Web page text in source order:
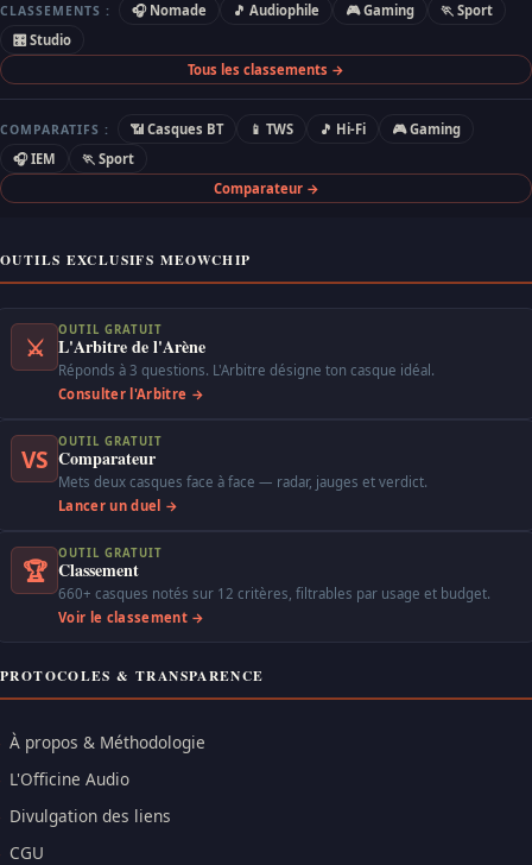
CLASSEMENTS : 🎧 Nomade 🎵 Audiophile 🎮 Gaming
🏃 Sport
🎛 Studio
Tous les classements →
COMPARATIFS : 📶 Casques BT 📱 TWS 🎵 Hi-Fi
🎮 Gaming
🎧 IEM
🏃 Sport
Comparateur →
OUTILS EXCLUSIFS MEOWCHIP
⚔
OUTIL GRATUIT
L'Arbitre de l'Arène
Réponds à 3 questions. L'Arbitre désigne ton casque idéal.
Consulter l'Arbitre →
VS
OUTIL GRATUIT
Comparateur
Mets deux casques face à face — radar, jauges et verdict.
Lancer un duel →
🏆
OUTIL GRATUIT
Classement
660+ casques notés sur 12 critères, filtrables par usage et budget.
Voir le classement →
PROTOCOLES & TRANSPARENCE
À propos & Méthodologie
L'Officine Audio
Divulgation des liens
CGU